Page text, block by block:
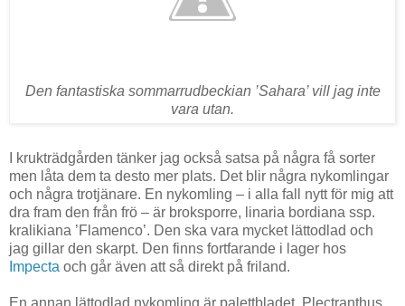
Den fantastiska sommarrudbeckian ’Sahara’ vill jag inte
vara utan.
I krukträdgården tänker jag också satsa på några få sorter
men låta dem ta desto mer plats. Det blir några nykomlingar
och några trotjänare. En nykomling – i alla fall nytt för mig att
dra fram den från frö – är broksporre, linaria bordiana ssp.
kralikiana ’Flamenco’. Den ska vara mycket lättodlad och
jag gillar den skarpt. Den finns fortfarande i lager hos
Impecta och går även att så direkt på friland.
En annan lättodlad nykomling är palettbladet, Plectranthus